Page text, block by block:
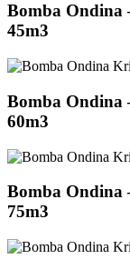
Bomba Ondina
45m3
Bomba Ondina
60m3
Bomba Ondina
75m3